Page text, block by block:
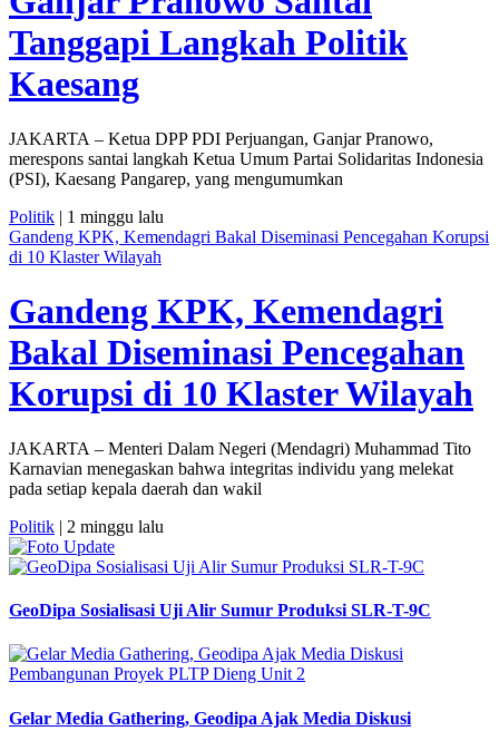
Tanggapi Langkah Politik
Kaesang
JAKARTA – Ketua DPP PDI Perjuangan, Ganjar Pranowo,
merespons santai langkah Ketua Umum Partai Solidaritas Indonesia
(PSI), Kaesang Pangarep, yang mengumumkan
Politik | 1 minggu lalu
Gandeng KPK, Kemendagri Bakal Diseminasi Pencegahan Korupsi
di 10 Klaster Wilayah
Gandeng KPK, Kemendagri
Bakal Diseminasi Pencegahan
Korupsi di 10 Klaster Wilayah
JAKARTA – Menteri Dalam Negeri (Mendagri) Muhammad Tito
Karnavian menegaskan bahwa integritas individu yang melekat
pada setiap kepala daerah dan wakil
Politik | 2 minggu lalu
GeoDipa Sosialisasi Uji Alir Sumur Produksi SLR-T-9C
Gelar Media Gathering, Geodipa Ajak Media Diskusi